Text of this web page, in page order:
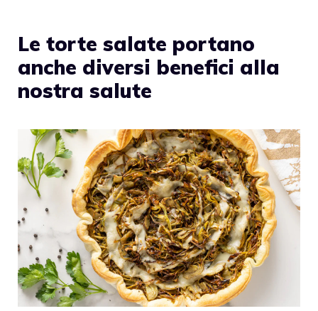
Le torte salate portano
anche diversi benefici alla
nostra salute